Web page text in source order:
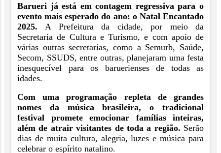
Barueri já está em contagem regressiva para o
evento mais esperado do ano: o Natal Encantado
2025. A Prefeitura da cidade, por meio da
Secretaria de Cultura e Turismo, e com apoio de
várias outras secretarias, como a Semurb, Saúde,
Secom, SSUDS, entre outras, planejaram uma festa
inesquecível para os baruerienses de todas as
idades.
Com uma programação repleta de grandes
nomes da música brasileira, o tradicional
festival promete emocionar famílias inteiras,
além de atrair visitantes de toda a região. Serão
dias de muita cultura, alegria, luzes e música para
celebrar o espírito natalino.